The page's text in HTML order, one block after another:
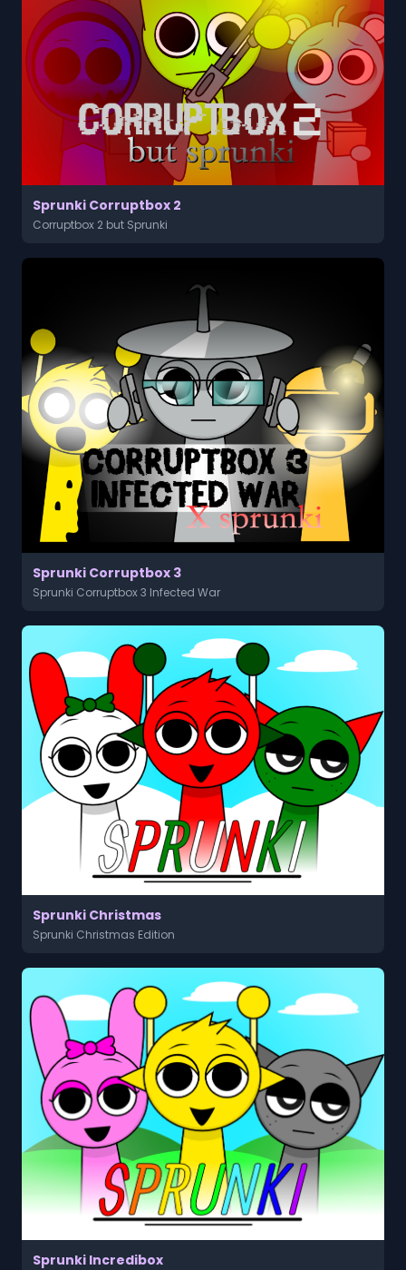
Sprunki Corruptbox 2
Corruptbox 2 but Sprunki
Sprunki Corruptbox 3
Sprunki Corruptbox 3 Infected War
Sprunki Christmas
Sprunki Christmas Edition
Sprunki Incredibox